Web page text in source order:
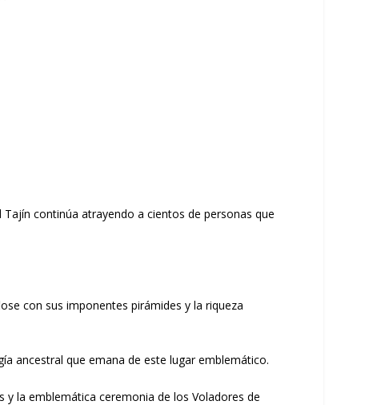
continúa atrayendo a cientos de personas que
con sus imponentes pirámides y la riqueza
ancestral que emana de este lugar emblemático.
y la emblemática ceremonia de los Voladores de